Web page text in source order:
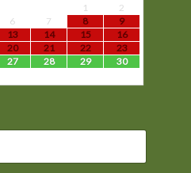
1
2
6 7 8
9
13 14 15
16
20 21 22
23
27 28 29
30